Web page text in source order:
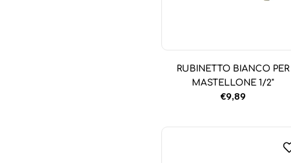
RUBINETTO BIANCO PER
MASTELLONE 1/2"
Prezzo
€9,89